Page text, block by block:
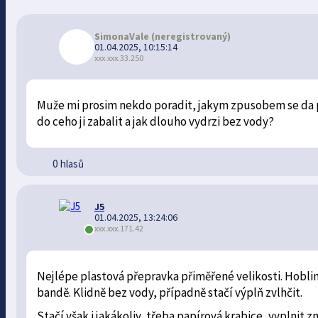
SimonaVale (neregistrovaný)
01.04.2025, 10:15:14
xxx.xxx.33.250
Muže mi prosim nekdo poradit, jakym zpusobem se
do ceho ji zabalit a jak dlouho vydrzi bez vody?
0 hlasů
J5
01.04.2025, 13:24:06
xxx.xxx.171.42
Nejlépe plastová přepravka přiměřené velikosti.
bandě. Klidně bez vody, případně stačí výplň zvlhčit.